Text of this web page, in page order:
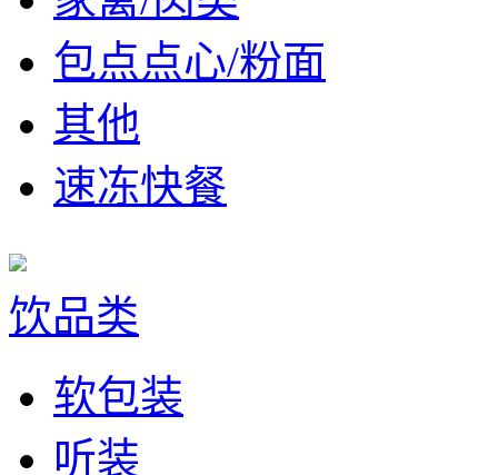
包点点心/粉面
其他
速冻快餐
饮品类
软包装
听装